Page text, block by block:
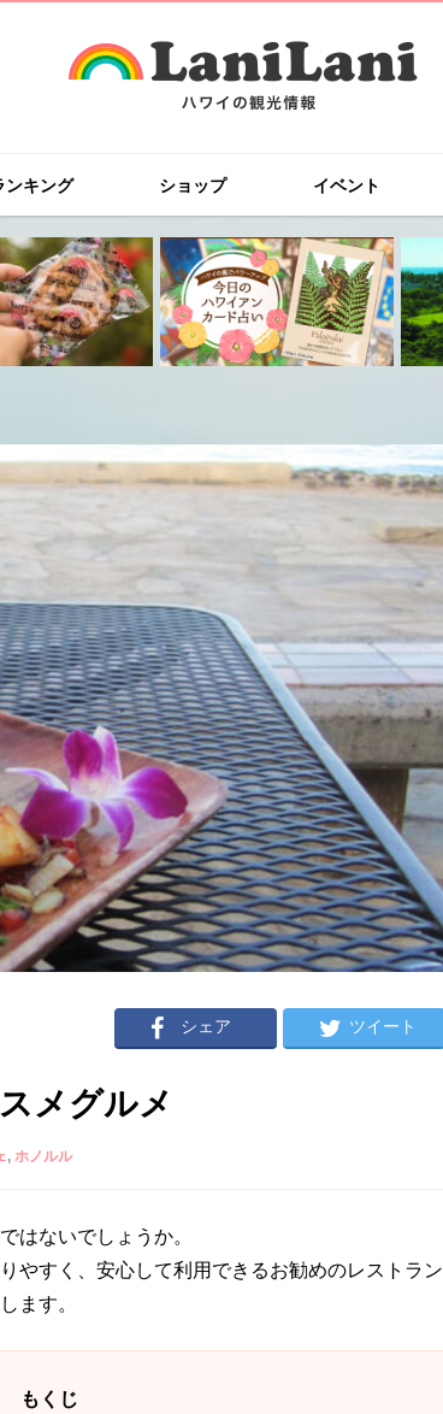
ンキング ショップ イベント
シェア ツイート
メグルメ
ホノルル
はないでしょうか。
やすく、安心して利用できるお勧めのレストラン
ます。
もくじ